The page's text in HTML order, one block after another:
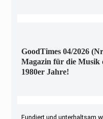
GoodTimes 04/2026
Magazin für die Musik
1980er Jahre!
Fundiert und unterhaltsam